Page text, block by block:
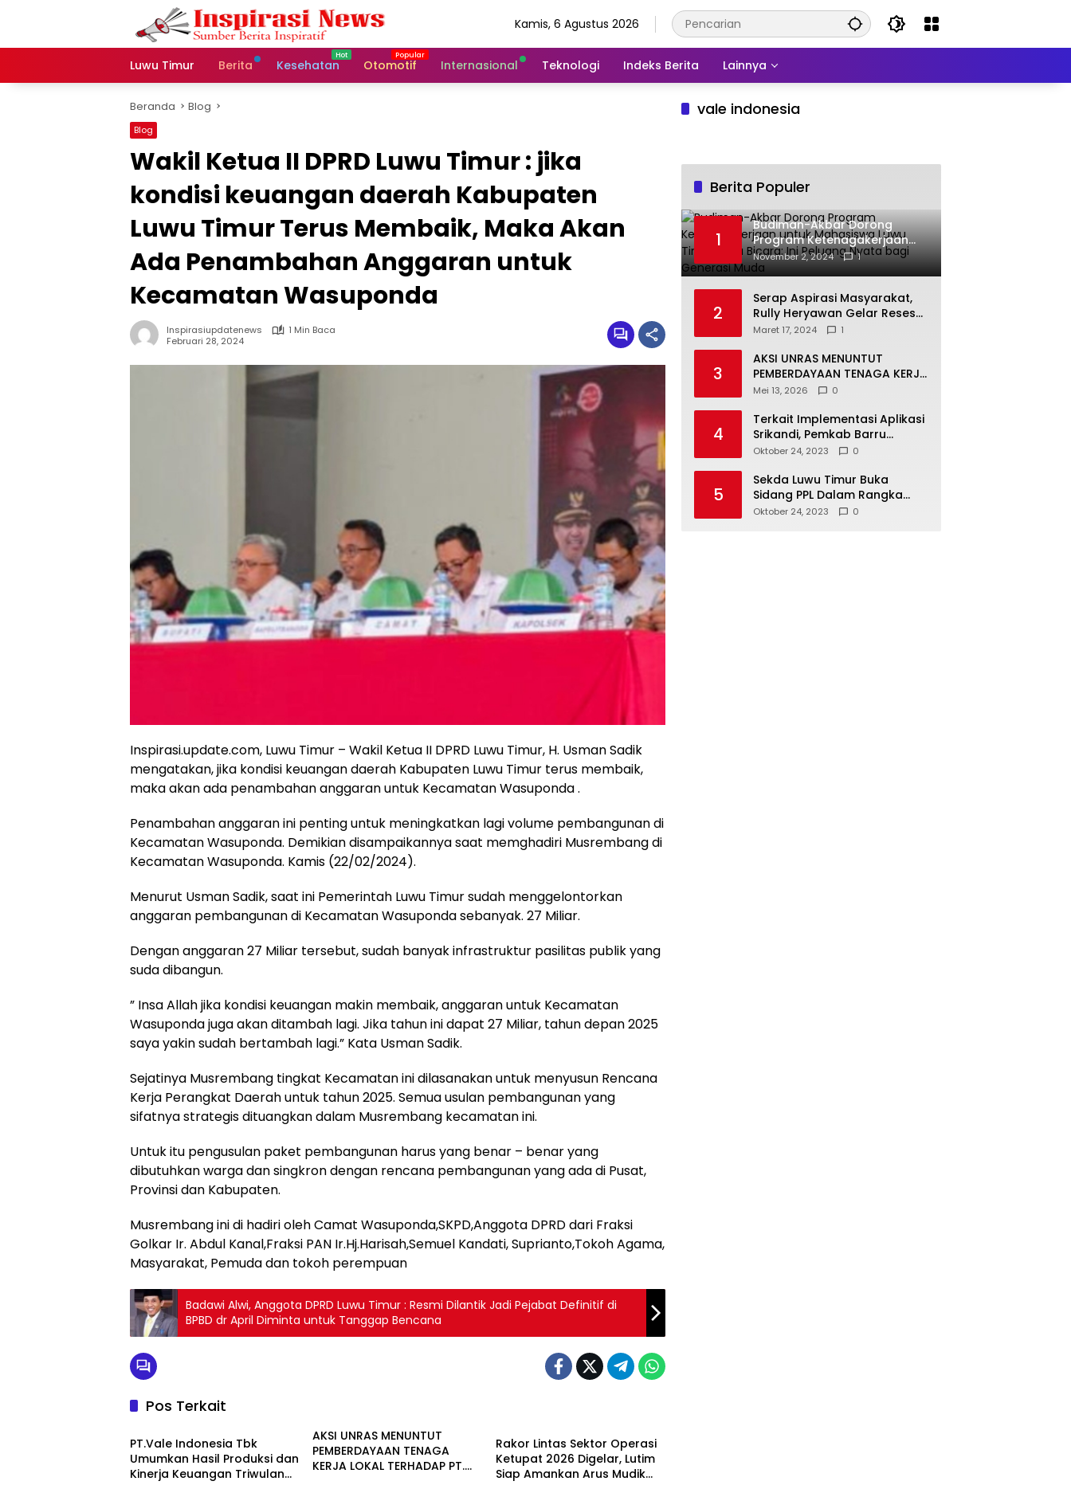
Kamis, 6 Agustus 2026
Luwu Timur Berita Kesehatan Otomotif Internasional Teknologi Indeks Berita Lainnya
Beranda Blog
Blog
Wakil Ketua II DPRD Luwu Timur : jika
kondisi keuangan daerah Kabupaten
Luwu Timur Terus Membaik, Maka Akan
Ada Penambahan Anggaran untuk
Kecamatan Wasuponda
Inspirasiupdatenews
1 Min Baca
Februari 28, 2024
Inspirasi.update.com, Luwu Timur – Wakil Ketua II DPRD Luwu Timur, H. Usman Sadik
mengatakan, jika kondisi keuangan daerah Kabupaten Luwu Timur terus membaik,
maka akan ada penambahan anggaran untuk Kecamatan Wasuponda .
Penambahan anggaran ini penting untuk meningkatkan lagi volume pembangunan di
Kecamatan Wasuponda. Demikian disampaikannya saat memghadiri Musrembang di
Kecamatan Wasuponda. Kamis (22/02/2024).
Menurut Usman Sadik, saat ini Pemerintah Luwu Timur sudah menggelontorkan
anggaran pembangunan di Kecamatan Wasuponda sebanyak. 27 Miliar.
Dengan anggaran 27 Miliar tersebut, sudah banyak infrastruktur pasilitas publik yang
suda dibangun.
” Insa Allah jika kondisi keuangan makin membaik, anggaran untuk Kecamatan
Wasuponda juga akan ditambah lagi. Jika tahun ini dapat 27 Miliar, tahun depan 2025
saya yakin sudah bertambah lagi.” Kata Usman Sadik.
Sejatinya Musrembang tingkat Kecamatan ini dilasanakan untuk menyusun Rencana
Kerja Perangkat Daerah untuk tahun 2025. Semua usulan pembangunan yang
sifatnya strategis dituangkan dalam Musrembang kecamatan ini.
Untuk itu pengusulan paket pembangunan harus yang benar – benar yang
dibutuhkan warga dan singkron dengan rencana pembangunan yang ada di Pusat,
Provinsi dan Kabupaten.
Musrembang ini di hadiri oleh Camat Wasuponda,SKPD,Anggota DPRD dari Fraksi
Golkar Ir. Abdul Kanal,Fraksi PAN Ir.Hj.Harisah,Semuel Kandati, Suprianto,Tokoh Agama,
Masyarakat, Pemuda dan tokoh perempuan
Badawi Alwi, Anggota DPRD Luwu Timur : Resmi Dilantik Jadi Pejabat Definitif di
BPBD dr April Diminta untuk Tanggap Bencana
Pos Terkait
Blog
PT.Vale Indonesia Tbk
Umumkan Hasil Produksi dan
Kinerja Keuangan Triwulan
AKSI UNRAS MENUNTUT
PEMBERDAYAAN TENAGA
KERJA LOKAL TERHADAP PT.
Rakor Lintas Sektor Operasi
Ketupat 2026 Digelar, Lutim
Siap Amankan Arus Mudik
vale indonesia
Berita Populer
1
Budiman-Akbar Dorong
Program Ketenagakerjaan
untuk Mahasiswa Luwu Timur,
Juru Bicara: Ini Peluang Nyata
November 2, 2024 1
2
Serap Aspirasi Masyarakat,
Rully Heryawan Gelar Reses
Perseorangan
Maret 17, 2024 1
3
AKSI UNRAS MENUNTUT
PEMBERDAYAAN TENAGA KERJA
LOKAL TERHADAP PT. CERIA
Mei 13, 2026 0
4
Terkait Implementasi Aplikasi
Srikandi, Pemkab Barru
Kunker ke Luwu Timur
Oktober 24, 2023 0
5
Sekda Luwu Timur Buka
Sidang PPL Dalam Rangka
Redistribusi Tanah 2023
Oktober 24, 2023 0